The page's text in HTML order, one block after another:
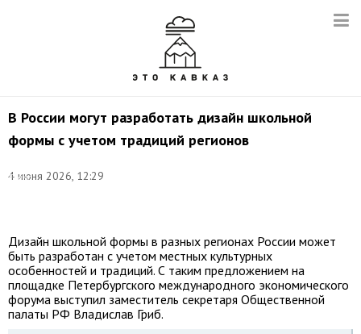
В России могут разработать дизайн школьной
формы с учетом традиций регионов
4 июня 2026, 12:29
Елена
Дизайн школьной формы в разных регионах России может
быть разработан с учетом местных культурных
особенностей и традиций. С таким предложением на
площадке Петербургского международного экономического
форума выступил заместитель секретаря Общественной
палаты РФ Владислав Гриб.